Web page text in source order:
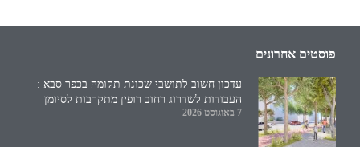
פוסטים אחרונים
עדכון חשוב לתושבי שכונת תקומה בכפר סבא :
העבודות לשדרוג רחוב רופין מתקרבות לסיומן
7 באוגוסט 2026